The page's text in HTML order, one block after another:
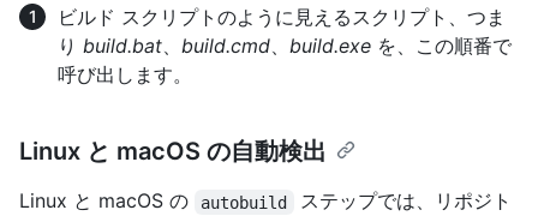
ビルド スクリプトのように見えるスクリプト、つま
り build.bat、 build.cmd、 build.exe を、この順番で
呼び出します。
Linux と macOS の自動検出
Linux と macOS の autobuild
ステップでは、リポジト